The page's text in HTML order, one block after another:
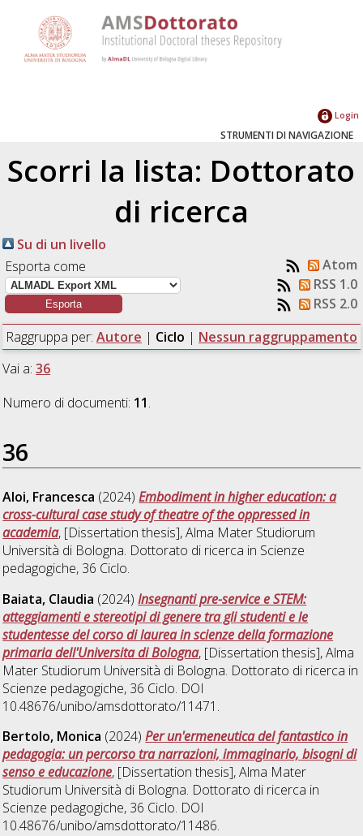
Login
STRUMENTI DI NAVIGAZIONE
Scorri la lista: Dottorato
di ricerca
Su di un livello
Esporta come
Atom
RSS 1.0
RSS 2.0
Raggruppa per: Autore | Ciclo | Nessun raggruppamento
Vai a:36
Numero di documenti: 11.
36
Aloi, Francesca (2024)Embodiment in higher education: a
cross-cultural case study of theatre of the oppressed in
academia, [Dissertation thesis], Alma Mater Studiorum
Università di Bologna. Dottorato di ricerca in Scienze
pedagogiche, 36 Ciclo.
Baiata, Claudia (2024)Insegnanti pre-service e STEM:
atteggiamenti e stereotipi di genere tra gli studenti e le
studentesse del corso di laurea in scienze della formazione
primaria dell'Universita di Bologna, [Dissertation thesis], Alma
Mater Studiorum Università di Bologna. Dottorato di ricerca in
Scienze pedagogiche, 36 Ciclo. DOI
10.48676/unibo/amsdottorato/11471.
Bertolo, Monica (2024)Per un'ermeneutica del fantastico in
pedagogia: un percorso tra narrazioni, immaginario, bisogni di
senso e educazione, [Dissertation thesis], Alma Mater
Studiorum Università di Bologna. Dottorato di ricerca in
Scienze pedagogiche, 36 Ciclo. DOI
10.48676/unibo/amsdottorato/11486.